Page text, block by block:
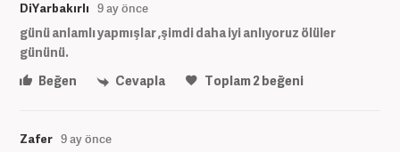
DiYarbakırlı 9 ay önce
günü anlamlı yapmışlar ,şimdi daha iyi anlıyoruz ölüler
gününü.
Beğen
Cevapla Toplam2beğeni
Zafer 9 ay önce